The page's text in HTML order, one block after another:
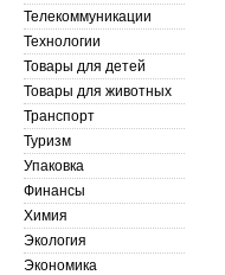
Телекоммуникации
Технологии
Товары для детей
Товары для животных
Транспорт
Туризм
Упаковка
Финансы
Химия
Экология
Экономика